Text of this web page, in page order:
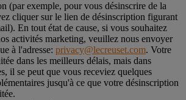
(par exemple, pour vous désinscrire de la
cliquer sur le lien de désinscription figurant
En tout état de cause, si vous souhaitez
activités marketing, veuillez nous envoyer
à l'adresse: privacy@lecreuset.com. Votre
dans les meilleurs délais, mais dans
il se peut que vous receviez quelques
jusqu'à ce que votre désinscription